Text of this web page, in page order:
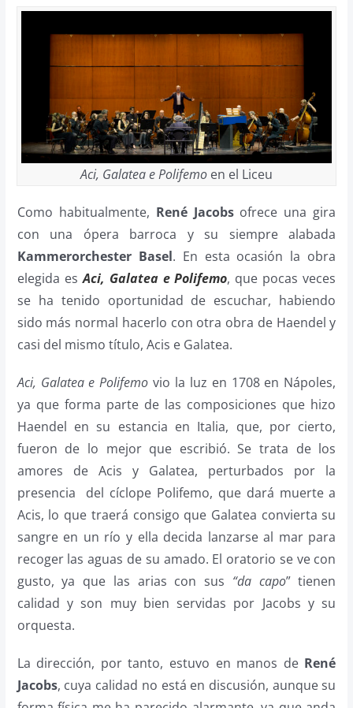
Aci, Galatea e Polifemo en el Liceu
Como habitualmente, René Jacobsofrece una gira
con una ópera barroca y su siempre alabada
Kammerorchester Basel. En esta ocasión la obra
elegida esAci, Galatea e Polifemo, que pocas veces
se ha tenido oportunidad de escuchar, habiendo
sido más normal hacerlo con otra obra de Haendel y
casi del mismo título, Acis e Galatea.
Aci, Galatea e Polifemo vio la luz en 1708 en Nápoles,
ya que forma parte de las composiciones que hizo
Haendel en su estancia en Italia, que, por cierto,
fueron de lo mejor que escribió. Se trata de los
amores de Acis y Galatea, perturbados por la
presencia del cíclope Polifemo, que dará muerte a
Acis, lo que traerá consigo que Galatea convierta su
sangre en un río y ella decida lanzarse al mar para
recoger las aguas de su amado. El oratorio se ve con
gusto, ya que las arias con sus “da capo” tienen
calidad y son muy bien servidas por Jacobs y su
orquesta.
La dirección, por tanto, estuvo en manos de René
Jacobs, cuya calidad no está en discusión, aunque su